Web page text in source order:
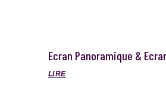
Ecran Panoramique &
LIRE